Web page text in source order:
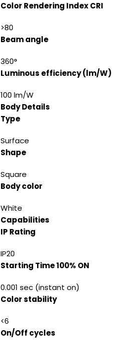
Color Rendering Index CRI
>80
Beam angle
360°
Luminous efficiency (lm/W)
100 lm/W
Body Details
Type
Surface
Shape
Square
Body color
White
Capabilities
IP Rating
IP20
Starting Time 100% ON
0.001 sec (instant on)
Color stability
<6
On/Off cycles